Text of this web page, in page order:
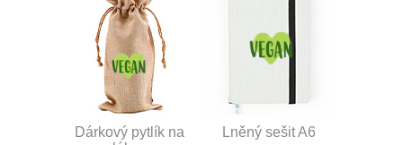
Dárkový pytlík na
Lněný sešit A6